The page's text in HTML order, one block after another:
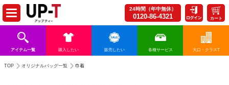
24時間（年中無休）
0120-86-4321 カート
アイテム一覧 購入したい 販売したい 各種サービス 大口・クラスT
TOP オリジナルバッグ一覧 巾着